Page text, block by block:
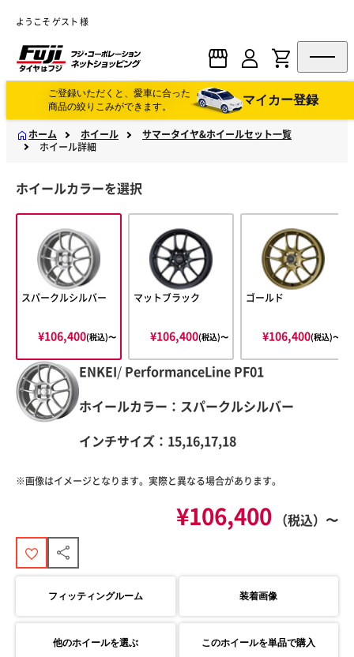
ようこそ ゲスト 様
ご登録いただくと、愛車に合った
商品の絞りこみができます。
マイカー登録
ホーム ホイール
サマータイヤ&ホイールセット一覧
ホイール詳細
ホイールカラーを選択
スパークルシルバー
¥106,400(税込)〜
マットブラック
¥106,400(税込)〜
ゴールド
¥106,400(税込)〜
ENKEI/ PerformanceLine PF01
ホイールカラー：スパークルシルバー
インチサイズ：15,16,17,18
※画像はイメージとなります。実際と異なる場合があります。
¥106,400 （税込）〜
フィッティングルーム 装着画像
他のホイールを選ぶ このホイールを単品で購入